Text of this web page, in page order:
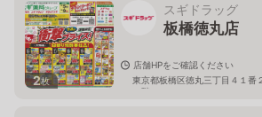
2枚
スギドラッグ
板橋徳丸店
店舗HPをご確認ください
東京都板橋区徳丸三丁目４１
１階